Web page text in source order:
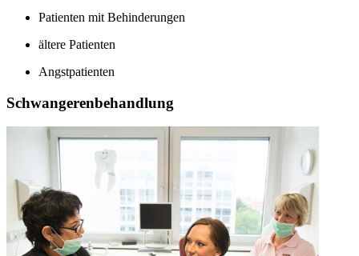
Patienten mit Behinderungen
ältere Patienten
Angstpatienten
Schwangerenbehandlung